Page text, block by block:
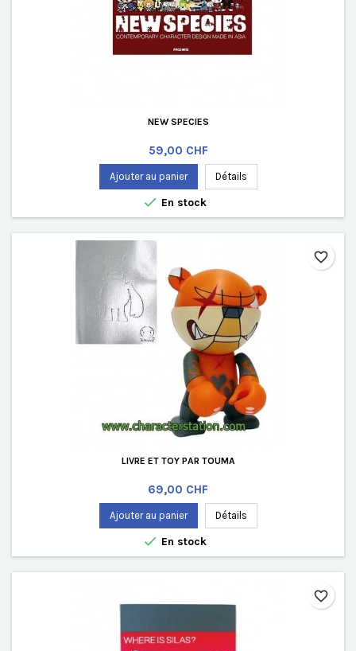
NEW SPECIES
Prix
59,00 CHF
Ajouter au panier Détails
 En stock
LIVRE ET TOY PAR TOUMA
Prix
69,00 CHF
Ajouter au panier Détails
 En stock
favorite_border
favorite_border